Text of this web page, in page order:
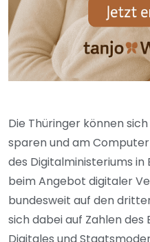
Die Thüringer können
sparen und am
des Digitalministeriums
beim Angebot digitaler
bundesweit auf den
sich dabei auf Zahlen
Digitales und